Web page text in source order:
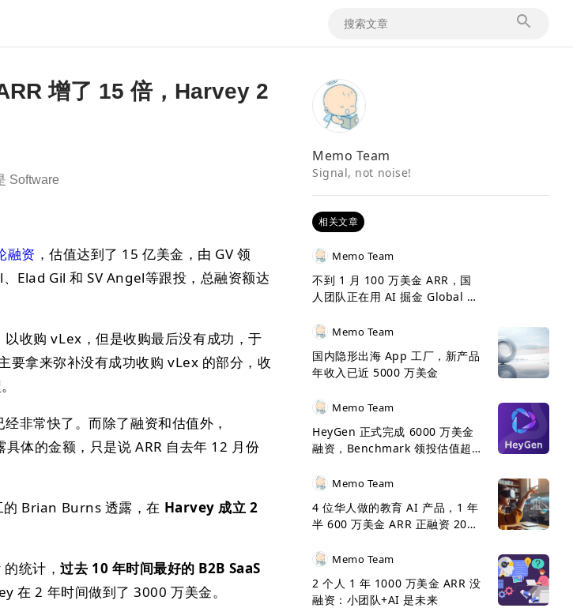
增了 15 倍，Harvey 2
Software
融资 ，估值达到了 15 亿美金，由 GV 领
Gil 和 SV Angel等跟投，总融资额达
收购 vLex，但是收购最后没有成功，于
要拿来弥补没有成功收购 vLex 的部分，收
非常快了。而除了融资和估值外，
体的金额，只是说 ARR 自去年 12 月份
Brian Burns 透露，在 Harvey 成立 2
的统计，过去 10 年时间最好的 B2B SaaS
在 2 年时间做到了 3000 万美金。
Memo Team
Signal, not noise!
相关文章
Memo Team
不到 1 月 100 万美金 ARR，国
人团队正在用 AI 掘金 Global 市
Memo Team
国内隐形出海 App 工厂，新产品
年收入已近 5000 万美金
Memo Team
HeyGen 正式完成 6000 万美金
融资，Benchmark 领投估值超 5
Memo Team
4 位华人做的教育 AI 产品，1 年
半 600 万美金 ARR 正融资 2000
Memo Team
2 个人 1 年 1000 万美金 ARR 没
融资：小团队+AI 是未来